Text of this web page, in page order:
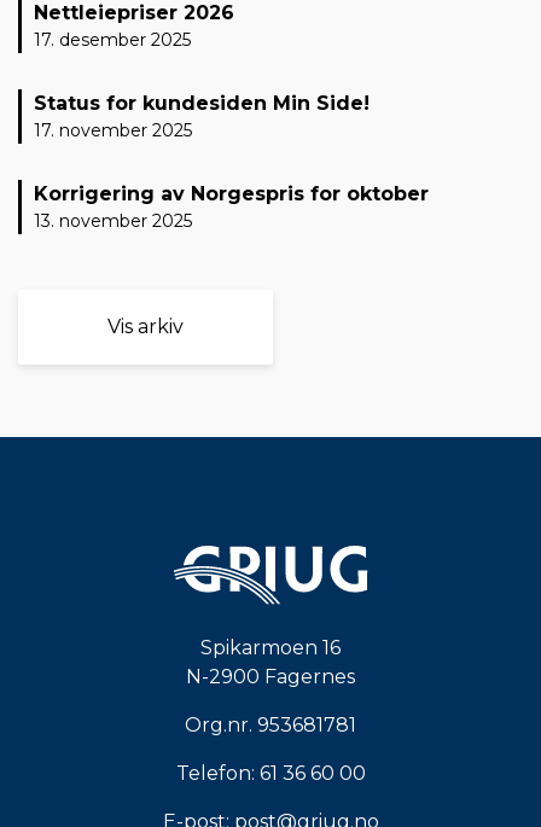
Nettleiepriser 2026
17. desember 2025
Status for kundesiden Min Side!
17. november 2025
Korrigering av Norgespris for oktober
13. november 2025
Vis arkiv
Spikarmoen 16
N-2900 Fagernes
Org.nr. 953681781
Telefon: 61 36 60 00
E-post: post@griug.no